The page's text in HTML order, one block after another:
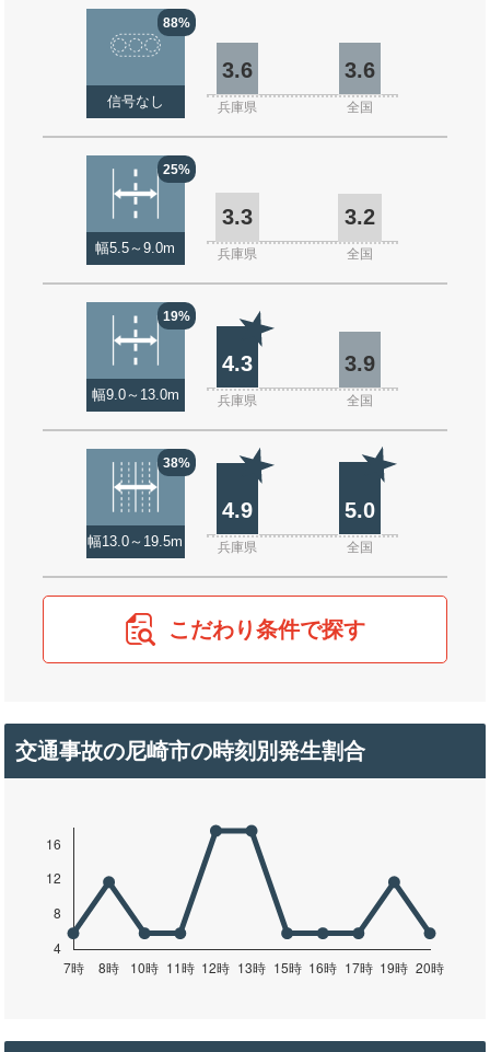
88%
信号なし
3.6 3.6
兵庫県 全国
25%
幅5.5～9.0m
3.3 3.2
兵庫県 全国
19%
幅9.0～13.0m
4.3 3.9
兵庫県 全国
38%
幅13.0～19.5m
4.9 5.0
兵庫県 全国
こだわり条件で探す
交通事故の尼崎市の時刻別発生割合